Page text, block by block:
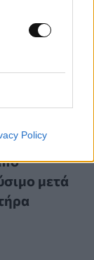
Policy
μετά